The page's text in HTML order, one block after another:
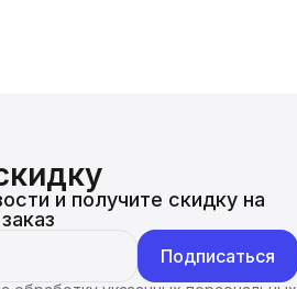
и получите скидку на
Подписаться